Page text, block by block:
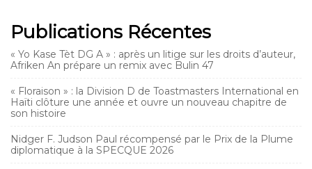
Publications Récentes
« Yo Kase Tèt DG A » : après un litige sur les droits d’auteur,
Afriken An prépare un remix avec Bulin 47
« Floraison » : la Division D de Toastmasters International en
Haïti clôture une année et ouvre un nouveau chapitre de
son histoire
Nidger F. Judson Paul récompensé par le Prix de la Plume
diplomatique à la SPECQUE 2026